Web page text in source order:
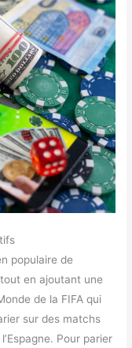
populaire de
en ajoutant une
de la FIFA qui
sur des matchs
Pour parier